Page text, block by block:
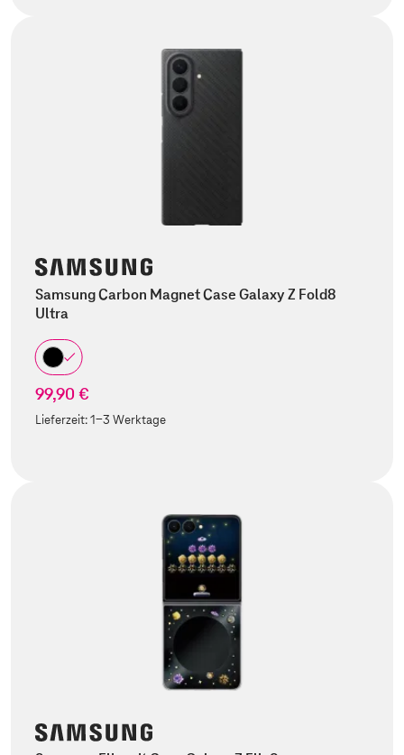
Samsung Carbon Magnet Case Galaxy Z Fold8
Ultra
99,90 €
Lieferzeit:1-3 Werktage